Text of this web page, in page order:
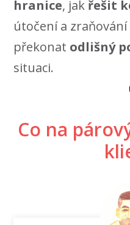
hranice, jak řešit
útočení a
překonat odlišný
situaci.
Co na